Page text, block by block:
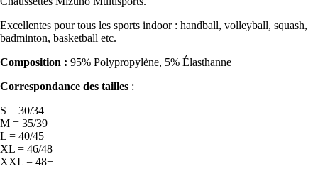
Excellentes pour tous les sports indoor : handball, volleyball, squash,
badminton, basketball etc.
Composition : 95% Polypropylène, 5% Élasthanne
Correspondance des tailles :
S = 30/34
M = 35/39
L = 40/45
XL = 46/48
XXL = 48+